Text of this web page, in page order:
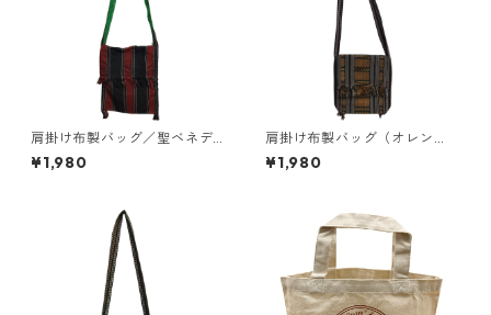
肩掛け布製バッグ／聖ベネデ
ィクト女子修道会（ベトナ
ム）
¥1,980
肩掛け布製バッグ（オレン
ジ）／聖ベネディクト女子修
道会（ベトナム）
¥1,980